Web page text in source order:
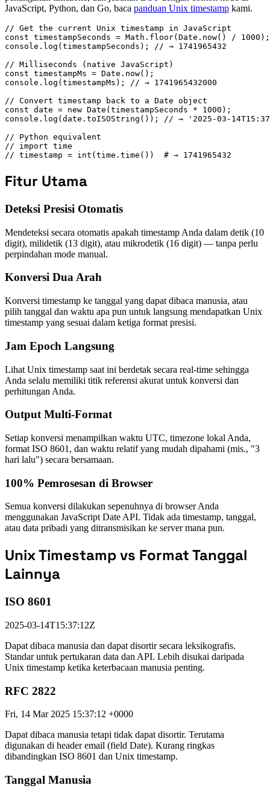
JavaScript, Python, dan Go, baca panduan Unix timestamp kami.
// Get the current Unix timestamp in JavaScript
const timestampSeconds = Math.floor(Date.now() / 1000);
console.log(timestampSeconds); // → 1741965432
// Milliseconds (native JavaScript)
const timestampMs = Date.now();
console.log(timestampMs); // → 1741965432000
// Convert timestamp back to a Date object
const date = new Date(timestampSeconds * 1000);
console.log(date.toISOString()); // → '2025-03-
// Python equivalent
// import time
// timestamp = int(time.time())  # → 1741965432
Fitur Utama
Deteksi Presisi Otomatis
Mendeteksi secara otomatis apakah timestamp Anda dalam detik (10
digit), milidetik (13 digit), atau mikrodetik (16 digit) — tanpa perlu
perpindahan mode manual.
Konversi Dua Arah
Konversi timestamp ke tanggal yang dapat dibaca manusia, atau
pilih tanggal dan waktu apa pun untuk langsung mendapatkan Unix
timestamp yang sesuai dalam ketiga format presisi.
Jam Epoch Langsung
Lihat Unix timestamp saat ini berdetak secara real-time sehingga
Anda selalu memiliki titik referensi akurat untuk konversi dan
perhitungan Anda.
Output Multi-Format
Setiap konversi menampilkan waktu UTC, timezone lokal Anda,
format ISO 8601, dan waktu relatif yang mudah dipahami (mis., "3
hari lalu") secara bersamaan.
100% Pemrosesan di Browser
Semua konversi dilakukan sepenuhnya di browser Anda
menggunakan JavaScript Date API. Tidak ada timestamp, tanggal,
atau data pribadi yang ditransmisikan ke server mana pun.
Unix Timestamp vs Format Tanggal
Lainnya
ISO 8601
2025-03-14T15:37:12Z
Dapat dibaca manusia dan dapat disortir secara leksikografis.
Standar untuk pertukaran data dan API. Lebih disukai daripada
Unix timestamp ketika keterbacaan manusia penting.
RFC 2822
Fri, 14 Mar 2025 15:37:12 +0000
Dapat dibaca manusia tetapi tidak dapat disortir. Terutama
digunakan di header email (field Date). Kurang ringkas
dibandingkan ISO 8601 dan Unix timestamp.
Tanggal Manusia